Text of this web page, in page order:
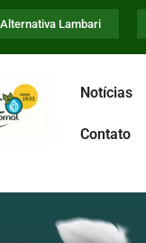
Alternativa Lambari
Notícias
Contato